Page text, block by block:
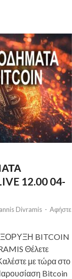
12.00 04-
Divramis - Αφήστε
BITCOIN
Θέλετε
με τώρα στο
Bitcoin